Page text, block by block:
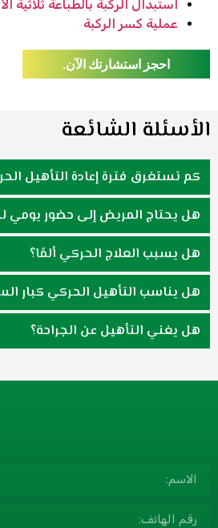
استبدال الركبة بالطباعة ثلاثية
عملية كسر الركبة
احجز استشارتك الآن.
الأسئلة الشائعة
كم تستغرق فترة إعادة التأهيل
هل يحتاج المريض إلى حضور يومي
هل يسبب العلاج الحركي ألمًا؟
هل يناسب التأهيل الحركي كبار
هل يغني التأهيل عن الجراحة؟